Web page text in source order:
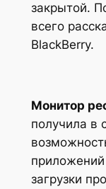
закрытой.
всего
BlackBerry.
Монитор
получила в
загрузки